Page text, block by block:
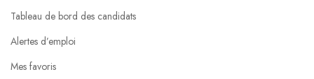
Tableau de bord des candidats
Alertes d’emploi
Mes favoris